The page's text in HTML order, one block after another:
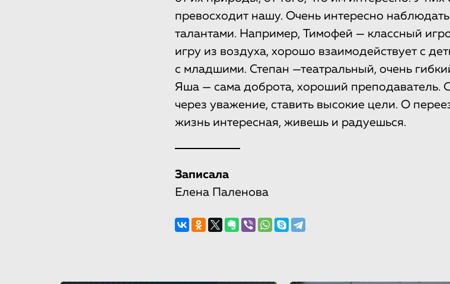
превосходит нашу. Очень интересно
талантами. Например, Тимофей — классный
игру из воздуха, хорошо взаимодействует с
с младшими. Степан —театральный, очень
Яша — сама доброта, хороший преподаватель.
через уважение, ставить высокие цели. О
жизнь интересная, живешь и радуешься.
Записала
Елена Паленова